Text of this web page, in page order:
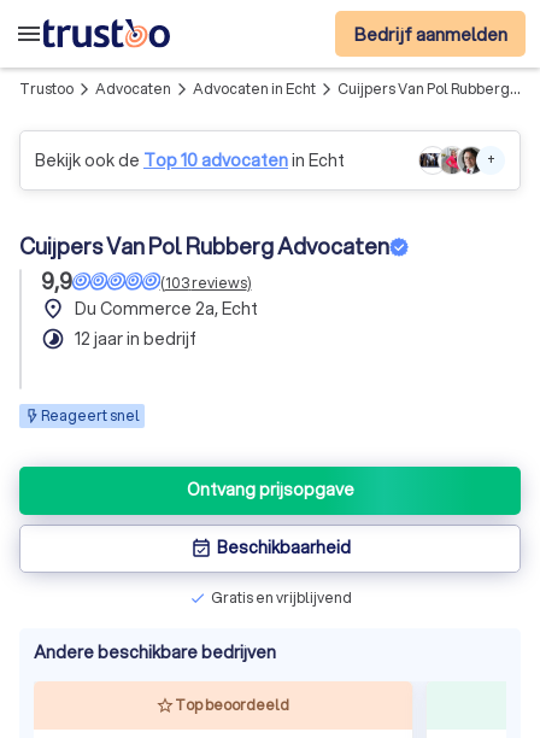
menu Bedrijf aanmelden
Trustoo arrow_forward_ios Advocaten arrow_forward_ios Advocaten in Echt arrow_forward_ios Cuijpers Van Pol Rubberg Advocaten
Bekijk ook de Top 10 advocatenin Echt +
Cuijpers Van Pol Rubberg Advocaten
9,9
(103reviews)
place Du Commerce 2a, Echt
timelapse 12 jaar in bedrijf
Reageert snel
Ontvang prijsopgave
event_available Beschikbaarheid
check Gratis en vrijblijvend
Andere beschikbare bedrijven
Top beoordeeld